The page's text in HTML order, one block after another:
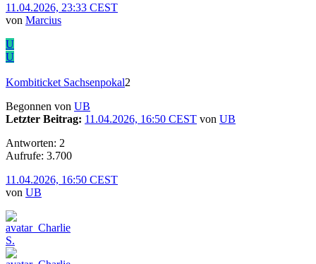
11.04.2026, 23:33 CEST
von Marcius
U
U
Kombiticket Sachsenpokal2
Begonnen von UB
Letzter Beitrag: 11.04.2026, 16:50 CEST von UB
Antworten: 2
Aufrufe: 3.700
11.04.2026, 16:50 CEST
von UB